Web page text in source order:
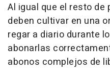
Al igual que el resto
deben cultivar en una
regar a diario durante
abonarlas
abonos complejos de